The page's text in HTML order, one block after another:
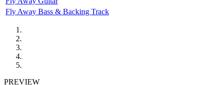
Fly Away Bass & Backing Track
PREVIEW